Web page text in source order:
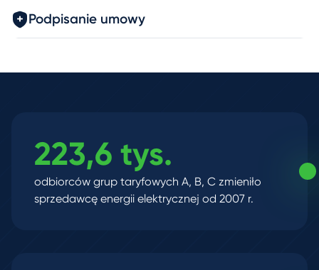
Podpisanie umowy
223,6 tys.
odbiorców grup taryfowych A, B, C zmieniło
sprzedawcę energii elektrycznej od 2007 r.